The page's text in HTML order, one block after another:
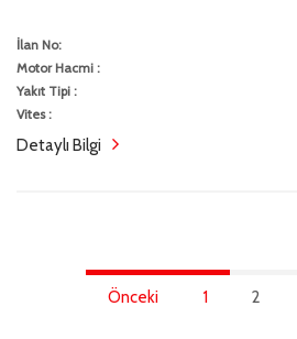
İlan No:
Motor Hacmi :
Yakıt Tipi :
Vites :
Detaylı Bilgi
Önceki 1 2